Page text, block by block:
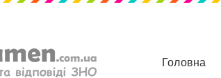
Головна